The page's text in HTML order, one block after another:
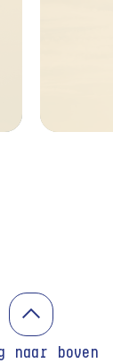
naar boven